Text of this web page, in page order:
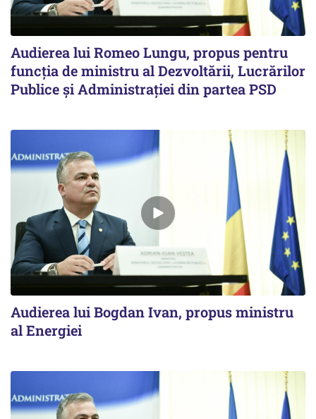
Audierea lui Romeo Lungu, propus pentru
funcţia de ministru al Dezvoltării, Lucrărilor
Publice şi Administraţiei din partea PSD
Audierea lui Bogdan Ivan, propus ministru
al Energiei